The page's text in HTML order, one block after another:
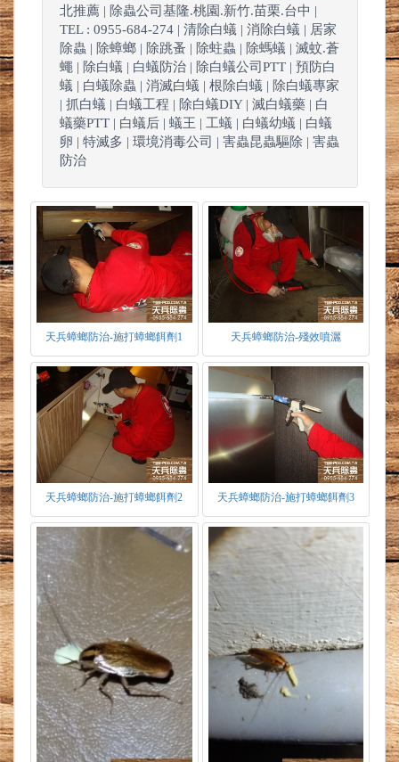
北推薦 | 除蟲公司基隆.桃園.新竹.苗栗.台中 |
TEL : 0955-684-274 | 清除白蟻 | 消除白蟻 | 居家
除蟲 | 除蟑螂 | 除跳蚤 | 除蛀蟲 | 除螞蟻 | 滅蚊.蒼
蠅 | 除白蟻 | 白蟻防治 | 除白蟻公司PTT | 預防白
蟻 | 白蟻除蟲 | 消滅白蟻 | 根除白蟻 | 除白蟻專家
| 抓白蟻 | 白蟻工程 | 除白蟻DIY | 滅白蟻藥 | 白
蟻藥PTT | 白蟻后 | 蟻王 | 工蟻 | 白蟻幼蟻 | 白蟻
卵 | 特滅多 | 環境消毒公司 | 害蟲昆蟲驅除 | 害蟲
防治
天兵蟑螂防治-施打蟑螂餌劑1 天兵蟑螂防治-殘效噴灑
天兵蟑螂防治-施打蟑螂餌劑2 天兵蟑螂防治-施打蟑螂餌劑3